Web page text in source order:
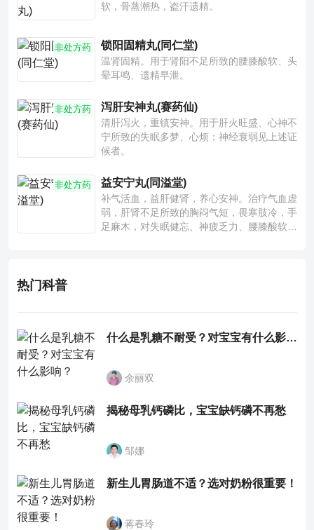
软，骨蒸潮热，盗汗遗精。
非处方药 锁阳固精丸(同仁堂)
温肾固精。用于肾阳不足所致的腰膝酸软、头
晕耳鸣、遗精早泄。
非处方药 泻肝安神丸(赛药仙)
清肝泻火，重镇安神。用于肝火旺盛、心神不
宁所致的失眠多梦、心烦；神经衰弱见上述证
候者。
非处方药 益安宁丸(同溢堂)
补气活血，益肝健肾，养心安神。治疗气血虚
弱，肝肾不足所致的胸闷气短，畏寒肢冷，手
足麻木，对失眠健忘、神疲乏力、腰膝酸软也
热门科普
什么是乳糖不耐受？对宝宝有什么影响？
余丽双
揭秘母乳钙磷比，宝宝缺钙磷不再愁
邹娜
新生儿胃肠道不适？选对奶粉很重要！
蒋春玲